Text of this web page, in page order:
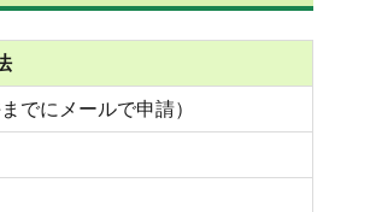
でにメールで申請）